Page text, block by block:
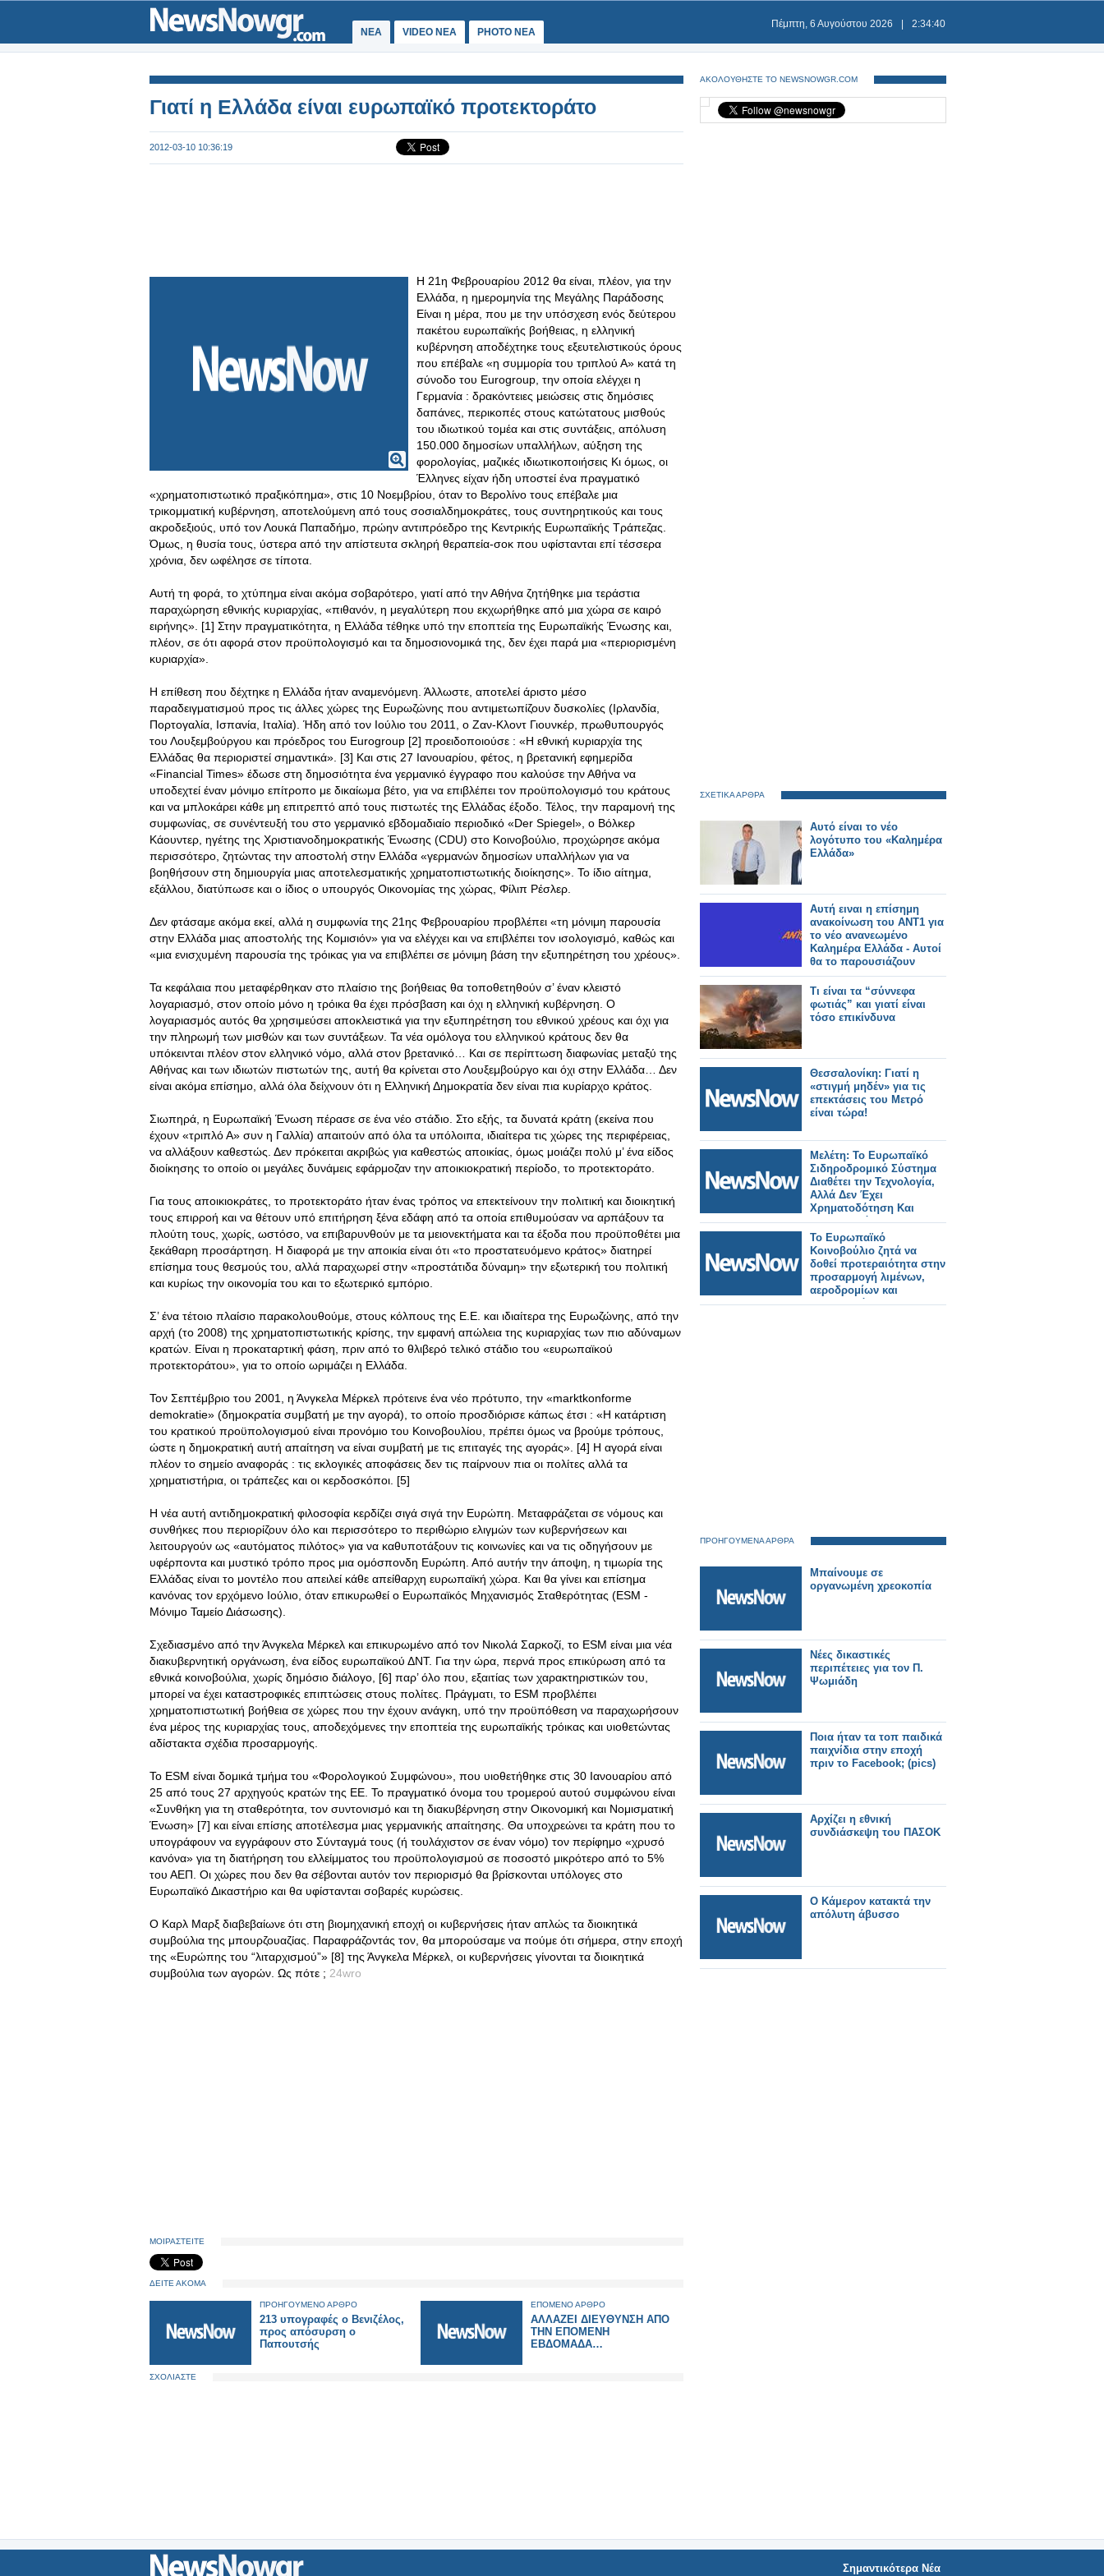
ΝΕΑ VIDEO NEA PHOTO NEA
Πέμπτη, 6 Αυγούστου 2026 2:34:41
Γιατί η Ελλάδα είναι ευρωπαϊκό προτεκτοράτο
2012-03-10 10:36:19
Η 21η Φεβρουαρίου 2012 θα είναι, πλέον, για την
Ελλάδα, η ημερομηνία της Μεγάλης Παράδοσης
Είναι η μέρα, που με την υπόσχεση ενός δεύτερου
πακέτου ευρωπαϊκής βοήθειας, η ελληνική
κυβέρνηση αποδέχτηκε τους εξευτελιστικούς όρους
που επέβαλε «η συμμορία του τριπλού Α» κατά τη
σύνοδο του Eurogroup, την οποία ελέγχει η
Γερμανία : δρακόντειες μειώσεις στις δημόσιες
δαπάνες, περικοπές στους κατώτατους μισθούς
του ιδιωτικού τομέα και στις συντάξεις, απόλυση
150.000 δημοσίων υπαλλήλων, αύξηση της
φορολογίας, μαζικές ιδιωτικοποιήσεις Κι όμως, οι
Έλληνες είχαν ήδη υποστεί ένα πραγματικό
«χρηματοπιστωτικό πραξικόπημα», στις 10 Νοεμβρίου, όταν το Βερολίνο τους επέβαλε μια
τρικομματική κυβέρνηση, αποτελούμενη από τους σοσιαλδημοκράτες, τους συντηρητικούς και τους
ακροδεξιούς, υπό τον Λουκά Παπαδήμο, πρώην αντιπρόεδρο της Κεντρικής Ευρωπαϊκής Τράπεζας.
Όμως, η θυσία τους, ύστερα από την απίστευτα σκληρή θεραπεία-σοκ που υφίστανται επί τέσσερα
χρόνια, δεν ωφέλησε σε τίποτα.
Αυτή τη φορά, το χτύπημα είναι ακόμα σοβαρότερο, γιατί από την Αθήνα ζητήθηκε μια τεράστια
παραχώρηση εθνικής κυριαρχίας, «πιθανόν, η μεγαλύτερη που εκχωρήθηκε από μια χώρα σε καιρό
ειρήνης». [1] Στην πραγματικότητα, η Ελλάδα τέθηκε υπό την εποπτεία της Ευρωπαϊκής Ένωσης και,
πλέον, σε ότι αφορά στον προϋπολογισμό και τα δημοσιονομικά της, δεν έχει παρά μια «περιορισμένη
κυριαρχία».
Η επίθεση που δέχτηκε η Ελλάδα ήταν αναμενόμενη. Άλλωστε, αποτελεί άριστο μέσο
παραδειγματισμού προς τις άλλες χώρες της Ευρωζώνης που αντιμετωπίζουν δυσκολίες (Ιρλανδία,
Πορτογαλία, Ισπανία, Ιταλία). Ήδη από τον Ιούλιο του 2011, ο Ζαν-Κλοντ Γιουνκέρ, πρωθυπουργός
του Λουξεμβούργου και πρόεδρος του Eurogroup [2] προειδοποιούσε : «Η εθνική κυριαρχία της
Ελλάδας θα περιοριστεί σημαντικά». [3] Και στις 27 Ιανουαρίου, φέτος, η βρετανική εφημερίδα
«Financial Times» έδωσε στη δημοσιότητα ένα γερμανικό έγγραφο που καλούσε την Αθήνα να
υποδεχτεί έναν μόνιμο επίτροπο με δικαίωμα βέτο, για να επιβλέπει τον προϋπολογισμό του κράτους
και να μπλοκάρει κάθε μη επιτρεπτό από τους πιστωτές της Ελλάδας έξοδο. Τέλος, την παραμονή της
συμφωνίας, σε συνέντευξή του στο γερμανικό εβδομαδιαίο περιοδικό «Der Spiegel», ο Βόλκερ
Κάουντερ, ηγέτης της Χριστιανοδημοκρατικής Ένωσης (CDU) στο Κοινοβούλιο, προχώρησε ακόμα
περισσότερο, ζητώντας την αποστολή στην Ελλάδα «γερμανών δημοσίων υπαλλήλων για να
βοηθήσουν στη δημιουργία μιας αποτελεσματικής χρηματοπιστωτικής διοίκησης». Το ίδιο αίτημα,
εξάλλου, διατύπωσε και ο ίδιος ο υπουργός Οικονομίας της χώρας, Φίλιπ Ρέσλερ.
Δεν φτάσαμε ακόμα εκεί, αλλά η συμφωνία της 21ης Φεβρουαρίου προβλέπει «τη μόνιμη παρουσία
στην Ελλάδα μιας αποστολής της Κομισιόν» για να ελέγχει και να επιβλέπει τον ισολογισμό, καθώς και
«μια ενισχυμένη παρουσία της τρόικας για να επιβλέπει σε μόνιμη βάση την εξυπηρέτηση του χρέους».
Τα κεφάλαια που μεταφέρθηκαν στο πλαίσιο της βοήθειας θα τοποθετηθούν σ’ έναν κλειστό
λογαριασμό, στον οποίο μόνο η τρόικα θα έχει πρόσβαση και όχι η ελληνική κυβέρνηση. Ο
λογαριασμός αυτός θα χρησιμεύσει αποκλειστικά για την εξυπηρέτηση του εθνικού χρέους και όχι για
την πληρωμή των μισθών και των συντάξεων. Τα νέα ομόλογα του ελληνικού κράτους δεν θα
υπόκεινται πλέον στον ελληνικό νόμο, αλλά στον βρετανικό… Και σε περίπτωση διαφωνίας μεταξύ της
Αθήνας και των ιδιωτών πιστωτών της, αυτή θα κρίνεται στο Λουξεμβούργο και όχι στην Ελλάδα… Δεν
είναι ακόμα επίσημο, αλλά όλα δείχνουν ότι η Ελληνική Δημοκρατία δεν είναι πια κυρίαρχο κράτος.
Σιωπηρά, η Ευρωπαϊκή Ένωση πέρασε σε ένα νέο στάδιο. Στο εξής, τα δυνατά κράτη (εκείνα που
έχουν «τριπλό Α» συν η Γαλλία) απαιτούν από όλα τα υπόλοιπα, ιδιαίτερα τις χώρες της περιφέρειας,
να αλλάξουν καθεστώς. Δεν πρόκειται ακριβώς για καθεστώς αποικίας, όμως μοιάζει πολύ μ’ ένα είδος
διοίκησης το οποίο οι μεγάλες δυνάμεις εφάρμοζαν την αποικιοκρατική περίοδο, το προτεκτοράτο.
Για τους αποικιοκράτες, το προτεκτοράτο ήταν ένας τρόπος να επεκτείνουν την πολιτική και διοικητική
τους επιρροή και να θέτουν υπό επιτήρηση ξένα εδάφη από τα οποία επιθυμούσαν να αρπάξουν τα
πλούτη τους, χωρίς, ωστόσο, να επιβαρυνθούν με τα μειονεκτήματα και τα έξοδα που προϋποθέτει μια
ξεκάθαρη προσάρτηση. Η διαφορά με την αποικία είναι ότι «το προστατευόμενο κράτος» διατηρεί
επίσημα τους θεσμούς του, αλλά παραχωρεί στην «προστάτιδα δύναμη» την εξωτερική του πολιτική
και κυρίως την οικονομία του και το εξωτερικό εμπόριο.
Σ’ ένα τέτοιο πλαίσιο παρακολουθούμε, στους κόλπους της Ε.Ε. και ιδιαίτερα της Ευρωζώνης, από την
αρχή (το 2008) της χρηματοπιστωτικής κρίσης, την εμφανή απώλεια της κυριαρχίας των πιο αδύναμων
κρατών. Είναι η προκαταρτική φάση, πριν από το θλιβερό τελικό στάδιο του «ευρωπαϊκού
προτεκτοράτου», για το οποίο ωριμάζει η Ελλάδα.
Τον Σεπτέμβριο του 2001, η Άνγκελα Μέρκελ πρότεινε ένα νέο πρότυπο, την «marktkonforme
demokratie» (δημοκρατία συμβατή με την αγορά), το οποίο προσδιόρισε κάπως έτσι : «Η κατάρτιση
του κρατικού προϋπολογισμού είναι προνόμιο του Κοινοβουλίου, πρέπει όμως να βρούμε τρόπους,
ώστε η δημοκρατική αυτή απαίτηση να είναι συμβατή με τις επιταγές της αγοράς». [4] Η αγορά είναι
πλέον το σημείο αναφοράς : τις εκλογικές αποφάσεις δεν τις παίρνουν πια οι πολίτες αλλά τα
χρηματιστήρια, οι τράπεζες και οι κερδοσκόποι. [5]
Η νέα αυτή αντιδημοκρατική φιλοσοφία κερδίζει σιγά σιγά την Ευρώπη. Μεταφράζεται σε νόμους και
συνθήκες που περιορίζουν όλο και περισσότερο το περιθώριο ελιγμών των κυβερνήσεων και
λειτουργούν ως «αυτόματος πιλότος» για να καθυποτάξουν τις κοινωνίες και να τις οδηγήσουν με
υφέρποντα και μυστικό τρόπο προς μια ομόσπονδη Ευρώπη. Από αυτήν την άποψη, η τιμωρία της
Ελλάδας είναι το μοντέλο που απειλεί κάθε απείθαρχη ευρωπαϊκή χώρα. Και θα γίνει και επίσημα
κανόνας τον ερχόμενο Ιούλιο, όταν επικυρωθεί ο Ευρωπαϊκός Μηχανισμός Σταθερότητας (ESM -
Μόνιμο Ταμείο Διάσωσης).
Σχεδιασμένο από την Άνγκελα Μέρκελ και επικυρωμένο από τον Νικολά Σαρκοζί, το ESM είναι μια νέα
διακυβερνητική οργάνωση, ένα είδος ευρωπαϊκού ΔΝΤ. Για την ώρα, περνά προς επικύρωση από τα
εθνικά κοινοβούλια, χωρίς δημόσιο διάλογο, [6] παρ’ όλο που, εξαιτίας των χαρακτηριστικών του,
μπορεί να έχει καταστροφικές επιπτώσεις στους πολίτες. Πράγματι, το ESM προβλέπει
χρηματοπιστωτική βοήθεια σε χώρες που την έχουν ανάγκη, υπό την προϋπόθεση να παραχωρήσουν
ένα μέρος της κυριαρχίας τους, αποδεχόμενες την εποπτεία της ευρωπαϊκής τρόικας και υιοθετώντας
αδίστακτα σχέδια προσαρμογής.
Το ESΜ είναι δομικά τμήμα του «Φορολογικού Συμφώνου», που υιοθετήθηκε στις 30 Ιανουαρίου από
25 από τους 27 αρχηγούς κρατών της ΕΕ. Το πραγματικό όνομα του τρομερού αυτού συμφώνου είναι
«Συνθήκη για τη σταθερότητα, τον συντονισμό και τη διακυβέρνηση στην Οικονομική και Νομισματική
Ένωση» [7] και είναι επίσης αποτέλεσμα μιας γερμανικής απαίτησης. Θα υποχρεώνει τα κράτη που το
υπογράφουν να εγγράφουν στο Σύνταγμά τους (ή τουλάχιστον σε έναν νόμο) τον περίφημο «χρυσό
κανόνα» για τη διατήρηση του ελλείμματος του προϋπολογισμού σε ποσοστό μικρότερο από το 5%
του ΑΕΠ. Οι χώρες που δεν θα σέβονται αυτόν τον περιορισμό θα βρίσκονται υπόλογες στο
Ευρωπαϊκό Δικαστήριο και θα υφίστανται σοβαρές κυρώσεις.
Ο Καρλ Μαρξ διαβεβαίωνε ότι στη βιομηχανική εποχή οι κυβερνήσεις ήταν απλώς τα διοικητικά
συμβούλια της μπουρζουαζίας. Παραφράζοντάς τον, θα μπορούσαμε να πούμε ότι σήμερα, στην εποχή
της «Ευρώπης του “λιταρχισμού”» [8] της Άνγκελα Μέρκελ, οι κυβερνήσεις γίνονται τα διοικητικά
συμβούλια των αγορών. Ως πότε ; 24wro
ΜΟΙΡΑΣΤΕΙΤΕ
ΔΕΙΤΕ ΑΚΟΜΑ
ΠΡΟΗΓΟΥΜΕΝΟ ΑΡΘΡΟ
213 υπογραφές ο Βενιζέλος,
προς απόσυρση ο
Παπουτσής
ΕΠΟΜΕΝΟ ΑΡΘΡΟ
ΑΛΛΑΖΕΙ ΔΙΕΥΘΥΝΣΗ ΑΠΟ
ΤΗΝ ΕΠΟΜΕΝΗ
ΕΒΔΟΜΑΔΑ…
ΣΧΟΛΙΑΣΤΕ
ΑΚΟΛΟΥΘΗΣΤΕ ΤΟ NEWSNOWGR.COM
ΣΧΕΤΙΚΑ ΑΡΘΡΑ
Αυτό είναι το νέο
λογότυπο του «Καλημέρα
Ελλάδα»
Αυτή ειναι η επίσημη
ανακοίνωση του ΑΝΤ1 για
το νέο ανανεωμένο
Καλημέρα Ελλάδα - Αυτοί
θα το παρουσιάζουν
Τι είναι τα “σύννεφα
φωτιάς” και γιατί είναι
τόσο επικίνδυνα
Θεσσαλονίκη: Γιατί η
«στιγμή μηδέν» για τις
επεκτάσεις του Μετρό
είναι τώρα!
Μελέτη: Το Ευρωπαϊκό
Σιδηροδρομικό Σύστημα
Διαθέτει την Τεχνολογία,
Αλλά Δεν Έχει
Χρηματοδότηση Και
Συντονισμό.
Το Ευρωπαϊκό
Κοινοβούλιο ζητά να
δοθεί προτεραιότητα στην
προσαρμογή λιμένων,
αεροδρομίων και
σιδηροδρόμων για
ΠΡΟΗΓΟΥΜΕΝΑ ΑΡΘΡΑ
Μπαίνουμε σε
οργανωμένη χρεοκοπία
Νέες δικαστικές
περιπέτειες για τον Π.
Ψωμιάδη
Ποια ήταν τα τοπ παιδικά
παιχνίδια στην εποχή
πριν το Facebook; (pics)
Αρχίζει η εθνική
συνδιάσκεψη του ΠΑΣΟΚ
Ο Κάμερον κατακτά την
απόλυτη άβυσσο
Σημαντικότερα Νέα